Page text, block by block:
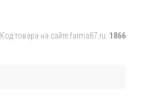
Код товара на сайте farma87.ru: 1866